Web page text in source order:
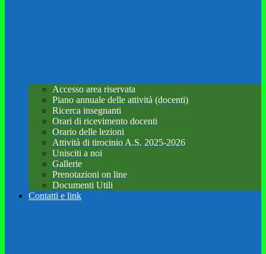
Accesso area riservata
Piano annuale delle attività (docenti)
Ricerca insegnanti
Orari di ricevimento docenti
Orario delle lezioni
Attività di tirocinio A.S. 2025-2026
Unisciti a noi
Gallerie
Prenotazioni on line
Documenti Utili
Contatti e link